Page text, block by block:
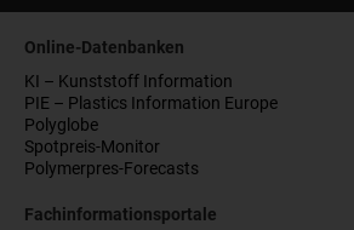
Online-Datenbanken
KI – Kunststoff Information
PIE – Plastics Information Europe
Polyglobe
Spotpreis-Monitor
Polymerpres-Forecasts
Fachinformationsportale